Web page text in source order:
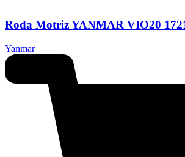
Roda Motriz YANMAR VIO20
Yanmar